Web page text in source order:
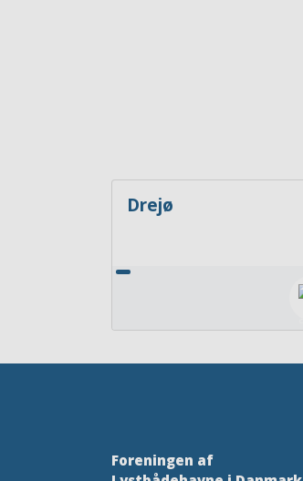
Drejø
Foreningen af